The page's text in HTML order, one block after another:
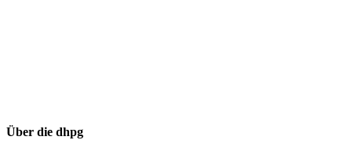
Über die dhpg